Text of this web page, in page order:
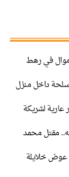
وأموال في رهط
داخل منزل
عارية لشريكة
مقتل محمد
خلايلة